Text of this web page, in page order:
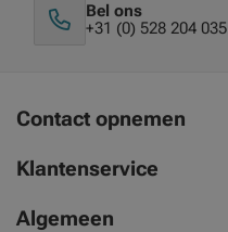
Bel ons
+31 (0) 528 204 035
Contact opnemen
Klantenservice
Algemeen